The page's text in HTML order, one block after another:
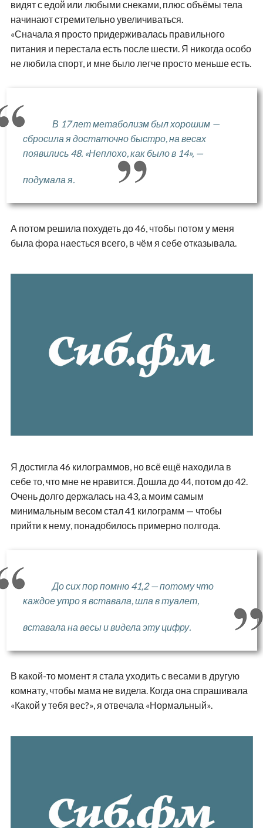
видят с едой или любыми снеками, плюс объёмы тела
начинают стремительно увеличиваться.
«Сначала я просто придерживалась правильного
питания и перестала есть после шести. Я никогда особо
не любила спорт, и мне было легче просто меньше есть.
В 17 лет метаболизм был хорошим —
сбросила я достаточно быстро, на весах
появились 48. «Неплохо, как было в 14», —
подумала я.
А потом решила похудеть до 46, чтобы потом у меня
была фора наесться всего, в чём я себе отказывала.
Я достигла 46 килограммов, но всё ещё находила в
себе то, что мне не нравится. Дошла до 44, потом до 42.
Очень долго держалась на 43, а моим самым
минимальным весом стал 41 килограмм — чтобы
прийти к нему, понадобилось примерно полгода.
До сих пор помню 41,2 — потому что
каждое утро я вставала, шла в туалет,
вставала на весы и видела эту цифру.
В какой-то момент я стала уходить с весами в другую
комнату, чтобы мама не видела. Когда она спрашивала
«Какой у тебя вес?», я отвечала «Нормальный».